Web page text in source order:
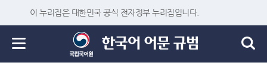
이 누리집은 대한민국 공식 전자정부 누리집입니다.